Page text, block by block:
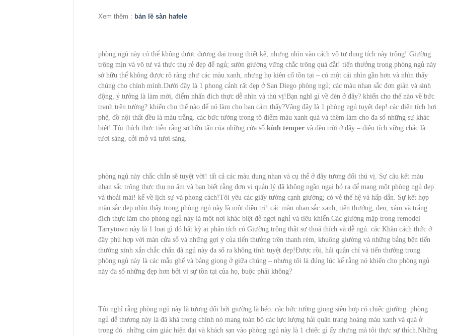
Xem thêm : bản lề sàn hafele
phòng ngủ này có thể không được đương đại trong thiết kế, nhưng nhìn vào cách vô tư dung tích này trông! Giường
trông mịn và vô tư và thực thụ rẻ đẹp để ngủ; sườn giường vững chắc trông quá đắt! tiến thưởng trong phòng ngủ này
sở hữu thể không được rõ ràng như các màu xanh, nhưng họ kiên cố tồn tại – có một cái nhìn gần hơn và nhìn thấy
chúng cho chính mình.Dưới đây là 1 phong cảnh rất đẹp ở San Diego phòng ngủ; các màu nhan sắc đơn giản và sinh
động, ý tưởng là làm mới, điểm nhấn đích thực dễ nhìn và thú vị!Bạn nghĩ gì về đèn ở đây? khiến cho thế nào về bức
tranh trên tường? khiến cho thế nào để nó làm cho bạn cảm thấy?Vâng đây là 1 phòng ngủ tuyệt đẹp! các diện tích hơi
phệ, đồ nội thất đều là màu trắng. các bức tường trong tô điểm màu xanh quà và thêm làm cho đa số những sự khác
biệt! Tôi thích thực tiễn rằng sở hữu tấn của những cửa sổ kính temper và đèn trời ở đây – diện tích vững chắc là
tươi sáng, cởi mở và tươi sáng.
phòng ngủ này chắc chắn sẽ tuyệt vời! tất cả các màu dung nhan và cụ thể ở đây tương đối thú vị. Sự câu kết màu
nhan sắc trông thực thụ no ấm và bạn biết rằng đơn vị quản lý đã không ngần ngại bỏ ra để mang một phòng ngủ đẹp
và thoải mái! kể về lịch sự và phong cách!Tôi yêu các giấy tường cạnh giường; có vẻ thế hệ và hấp dẫn. Sự kết hợp
màu sắc đẹp nhìn thấy trong phòng ngủ này là một điều trị! các màu nhan sắc xanh, tiến thưởng, đen, xám và trắng
đích thực làm cho phòng ngủ này là một nơi khác biệt để ngơi nghỉ và tiêu khiển.Các giường mập trong remodel
Tarrytown này là 1 loại gì đó bất kỳ ai phân tích có.Giường trông thật sự thoả thích và dễ ngủ. các Khăn cách thức ở
đây phù hợp với màn cửa sổ và những gợi ý của tiến thưởng trên thanh rèm, khuông giường và những bảng bên tiến
thưởng xinh xắn chắc chắn đã ngủ này đa số ra không tính tuyệt đẹp!Được rồi, hải quân chỉ và tiến thưởng trong
phòng ngủ này là các mẫu ghế và bảng giọng ở giữa chúng – nhưng tôi là đúng lúc kể rằng nó khiến cho phòng ngủ
này đa số những đẹp hơn bởi vì sự tồn tại của họ, buộc phải không?
Tôi nghĩ rằng phòng ngủ này là tương đối bởi giường là béo. các bức tường giọng siêu hợp có chiếc giường. phòng
ngủ dễ thương này là đã khá trong chính nó mang toàn bộ các lực lượng hải quân trang hoàng màu xanh và quà ở
trong đó. những cảm giác hiện đại và khách sạn vào phòng ngủ này là 1 chiếc gì ấy nhưng mà tôi thực sự thích.Những